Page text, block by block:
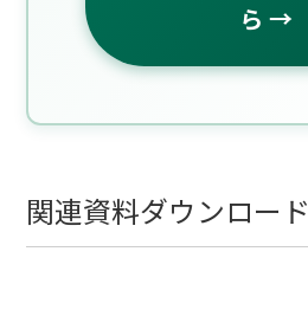
ら →
関連資料ダウンロード